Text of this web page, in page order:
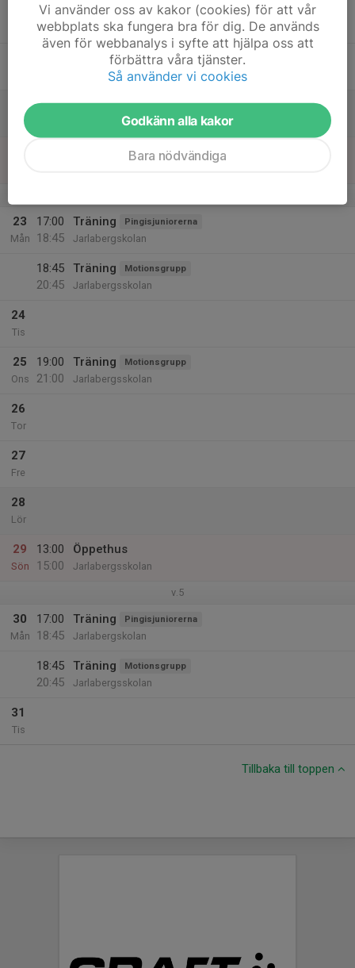
Lör
23
Mån
17:00
18:45
Träning Pingisjuniorerna
Jarlabergskolan
18:45
20:45
Träning Motionsgrupp
Jarlabergsskolan
24
Tis
25
Ons
19:00
21:00
Träning Motionsgrupp
Jarlabergsskolan
26
Tor
27
Fre
28
Lör
29
Sön
13:00
15:00
Öppethus
Jarlabergsskolan
v.5
30
Mån
17:00
18:45
Träning Pingisjuniorerna
Jarlabergskolan
18:45
20:45
Träning Motionsgrupp
Jarlabergsskolan
31
Tis
Tillbaka till toppen
Vi använder oss av kakor (cookies) för att vår
webbplats ska fungera bra för dig. De används
även för webbanalys i syfte att hjälpa oss att
förbättra våra tjänster.
Så använder vi cookies
Godkänn alla kakor
Bara nödvändiga